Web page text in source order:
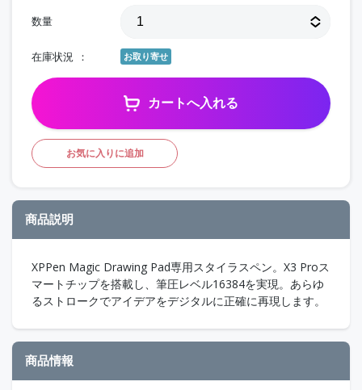
数量
在庫状況 お取り寄せ
カートへ入れる
お気に入りに追加
商品説明
XPPen Magic Drawing Pad専用スタイラスペン。X3 Proス
マートチップを搭載し、筆圧レベル16384を実現。あらゆ
るストロークでアイデアをデジタルに正確に再現します。
商品情報